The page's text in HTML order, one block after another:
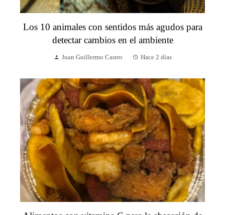
Los 10 animales con sentidos más agudos para
detectar cambios en el ambiente
Juan Guillermo Castro Hace 2 días